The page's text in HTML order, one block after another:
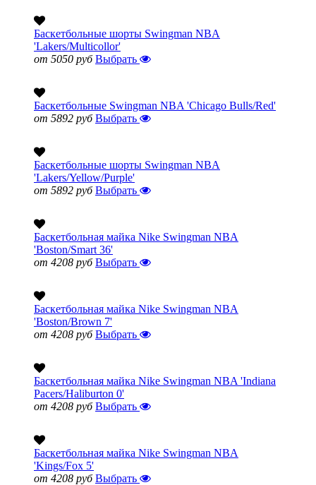
Баскетбольные шорты Swingman NBA
'Lakers/Multicollor'
от 5050 руб Выбрать
Баскетбольные Swingman NBA 'Chicago Bulls/Red'
от 5892 руб Выбрать
Баскетбольные шорты Swingman NBA
'Lakers/Yellow/Purple'
от 5892 руб Выбрать
Баскетбольная майка Nike Swingman NBA
'Boston/Smart 36'
от 4208 руб Выбрать
Баскетбольная майка Nike Swingman NBA
'Boston/Brown 7'
от 4208 руб Выбрать
Баскетбольная майка Nike Swingman NBA 'Indiana
Pacers/Haliburton 0'
от 4208 руб Выбрать
Баскетбольная майка Nike Swingman NBA
'Kings/Fox 5'
от 4208 руб Выбрать